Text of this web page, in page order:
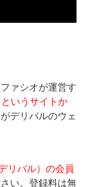
ァシオが運営す
いうサイトか
デリバルのウェ
リバル）の会員
い。登録料は無